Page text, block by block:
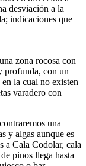
desviación a la
indicaciones que
zona rocosa con
profunda, con un
la cual no existen
varadero con
una
y algas aunque es
a Cala Codolar, cala
pinos llega hasta